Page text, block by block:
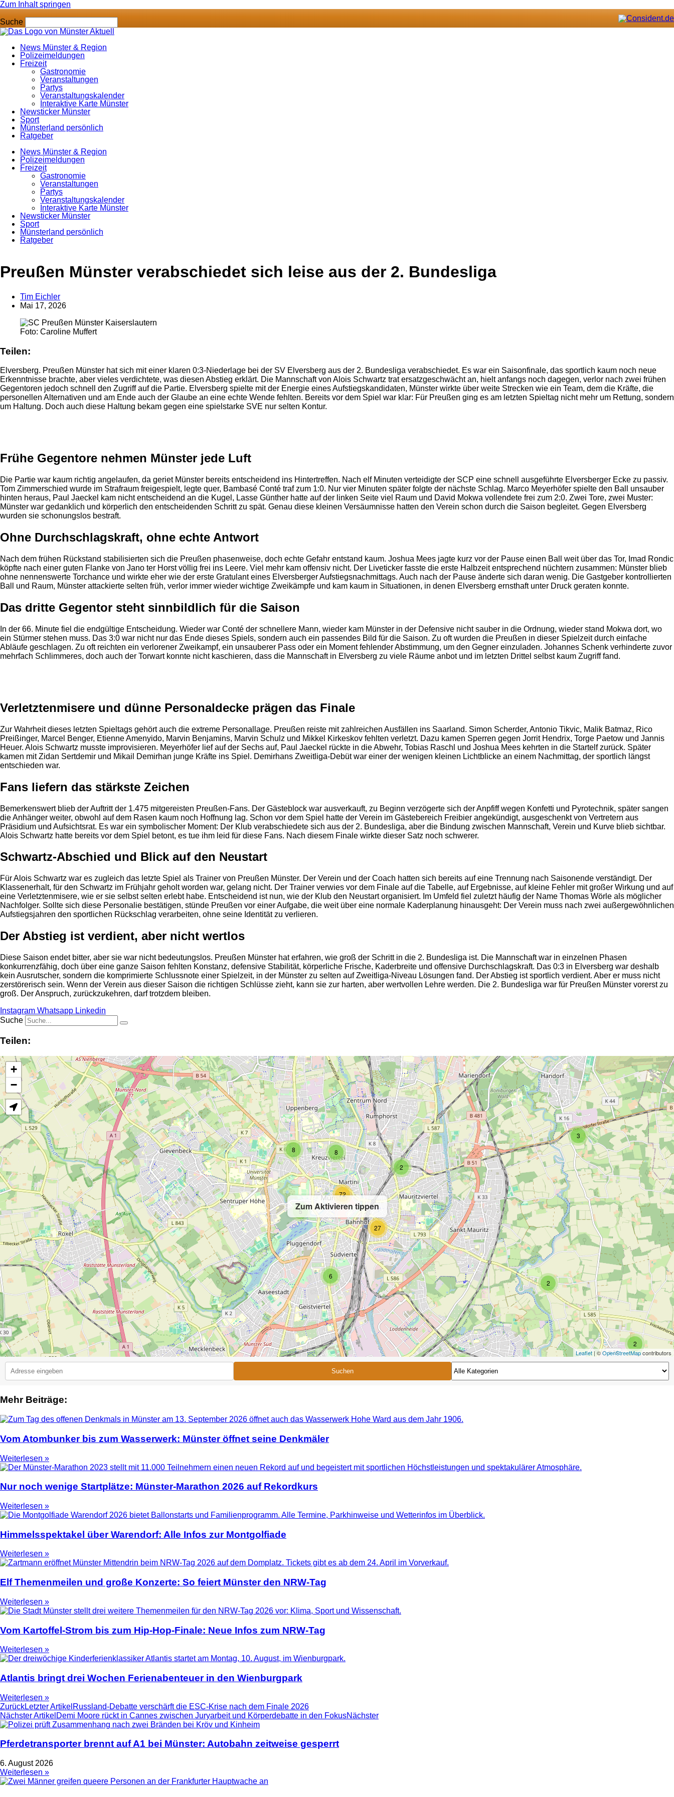
Zum Inhalt springen
Suche
News Münster & Region
Polizeimeldungen
Freizeit
Gastronomie
Veranstaltungen
Partys
Veranstaltungskalender
Interaktive Karte Münster
Newsticker Münster
Sport
Münsterland persönlich
Ratgeber
News Münster & Region
Polizeimeldungen
Freizeit
Gastronomie
Veranstaltungen
Partys
Veranstaltungskalender
Interaktive Karte Münster
Newsticker Münster
Sport
Münsterland persönlich
Ratgeber
Anzeige
Preußen Münster verabschiedet sich leise aus der 2. Bundesliga
Tim Eichler
Mai 17, 2026
Foto: Caroline Muffert
Teilen:
Elversberg. Preußen Münster hat sich mit einer klaren 0:3-Niederlage bei der SV Elversberg aus der 2. Bundesliga verabschiedet. Es war ein Saisonfinale, das sportlich kaum noch neue
Erkenntnisse brachte, aber vieles verdichtete, was diesen Abstieg erklärt. Die Mannschaft von Alois Schwartz trat ersatzgeschwächt an, hielt anfangs noch dagegen, verlor nach zwei frühen
Gegentoren jedoch schnell den Zugriff auf die Partie. Elversberg spielte mit der Energie eines Aufstiegskandidaten, Münster wirkte über weite Strecken wie ein Team, dem die Kräfte, die
personellen Alternativen und am Ende auch der Glaube an eine echte Wende fehlten. Bereits vor dem Spiel war klar: Für Preußen ging es am letzten Spieltag nicht mehr um Rettung, sondern
um Haltung. Doch auch diese Haltung bekam gegen eine spielstarke SVE nur selten Kontur.
Frühe Gegentore nehmen Münster jede Luft
Die Partie war kaum richtig angelaufen, da geriet Münster bereits entscheidend ins Hintertreffen. Nach elf Minuten verteidigte der SCP eine schnell ausgeführte Elversberger Ecke zu passiv.
Tom Zimmerschied wurde im Strafraum freigespielt, legte quer, Bambasé Conté traf zum 1:0. Nur vier Minuten später folgte der nächste Schlag. Marco Meyerhöfer spielte den Ball unsauber
hinten heraus, Paul Jaeckel kam nicht entscheidend an die Kugel, Lasse Günther hatte auf der linken Seite viel Raum und David Mokwa vollendete frei zum 2:0. Zwei Tore, zwei Muster:
Münster war gedanklich und körperlich den entscheidenden Schritt zu spät. Genau diese kleinen Versäumnisse hatten den Verein schon durch die Saison begleitet. Gegen Elversberg
wurden sie schonungslos bestraft.
Ohne Durchschlagskraft, ohne echte Antwort
Nach dem frühen Rückstand stabilisierten sich die Preußen phasenweise, doch echte Gefahr entstand kaum. Joshua Mees jagte kurz vor der Pause einen Ball weit über das Tor, Imad Rondic
köpfte nach einer guten Flanke von Jano ter Horst völlig frei ins Leere. Viel mehr kam offensiv nicht. Der Liveticker fasste die erste Halbzeit entsprechend nüchtern zusammen: Münster blieb
ohne nennenswerte Torchance und wirkte eher wie der erste Gratulant eines Elversberger Aufstiegsnachmittags. Auch nach der Pause änderte sich daran wenig. Die Gastgeber kontrollierten
Ball und Raum, Münster attackierte selten früh, verlor immer wieder wichtige Zweikämpfe und kam kaum in Situationen, in denen Elversberg ernsthaft unter Druck geraten konnte.
Das dritte Gegentor steht sinnbildlich für die Saison
In der 66. Minute fiel die endgültige Entscheidung. Wieder war Conté der schnellere Mann, wieder kam Münster in der Defensive nicht sauber in die Ordnung, wieder stand Mokwa dort, wo
ein Stürmer stehen muss. Das 3:0 war nicht nur das Ende dieses Spiels, sondern auch ein passendes Bild für die Saison. Zu oft wurden die Preußen in dieser Spielzeit durch einfache
Abläufe geschlagen. Zu oft reichten ein verlorener Zweikampf, ein unsauberer Pass oder ein Moment fehlender Abstimmung, um den Gegner einzuladen. Johannes Schenk verhinderte zuvor
mehrfach Schlimmeres, doch auch der Torwart konnte nicht kaschieren, dass die Mannschaft in Elversberg zu viele Räume anbot und im letzten Drittel selbst kaum Zugriff fand.
Verletztenmisere und dünne Personaldecke prägen das Finale
Zur Wahrheit dieses letzten Spieltags gehört auch die extreme Personallage. Preußen reiste mit zahlreichen Ausfällen ins Saarland. Simon Scherder, Antonio Tikvic, Malik Batmaz, Rico
Preißinger, Marcel Benger, Etienne Amenyido, Marvin Benjamins, Marvin Schulz und Mikkel Kirkeskov fehlten verletzt. Dazu kamen Sperren gegen Jorrit Hendrix, Torge Paetow und Jannis
Heuer. Alois Schwartz musste improvisieren. Meyerhöfer lief auf der Sechs auf, Paul Jaeckel rückte in die Abwehr, Tobias Raschl und Joshua Mees kehrten in die Startelf zurück. Später
kamen mit Zidan Sertdemir und Mikail Demirhan junge Kräfte ins Spiel. Demirhans Zweitliga-Debüt war einer der wenigen kleinen Lichtblicke an einem Nachmittag, der sportlich längst
entschieden war.
Fans liefern das stärkste Zeichen
Bemerkenswert blieb der Auftritt der 1.475 mitgereisten Preußen-Fans. Der Gästeblock war ausverkauft, zu Beginn verzögerte sich der Anpfiff wegen Konfetti und Pyrotechnik, später sangen
die Anhänger weiter, obwohl auf dem Rasen kaum noch Hoffnung lag. Schon vor dem Spiel hatte der Verein im Gästebereich Freibier angekündigt, ausgeschenkt von Vertretern aus
Präsidium und Aufsichtsrat. Es war ein symbolischer Moment: Der Klub verabschiedete sich aus der 2. Bundesliga, aber die Bindung zwischen Mannschaft, Verein und Kurve blieb sichtbar.
Alois Schwartz hatte bereits vor dem Spiel betont, es tue ihm leid für diese Fans. Nach diesem Finale wirkte dieser Satz noch schwerer.
Schwartz-Abschied und Blick auf den Neustart
Für Alois Schwartz war es zugleich das letzte Spiel als Trainer von Preußen Münster. Der Verein und der Coach hatten sich bereits auf eine Trennung nach Saisonende verständigt. Der
Klassenerhalt, für den Schwartz im Frühjahr geholt worden war, gelang nicht. Der Trainer verwies vor dem Finale auf die Tabelle, auf Ergebnisse, auf kleine Fehler mit großer Wirkung und auf
eine Verletztenmisere, wie er sie selbst selten erlebt habe. Entscheidend ist nun, wie der Klub den Neustart organisiert. Im Umfeld fiel zuletzt häufig der Name Thomas Wörle als möglicher
Nachfolger. Sollte sich diese Personalie bestätigen, stünde Preußen vor einer Aufgabe, die weit über eine normale Kaderplanung hinausgeht: Der Verein muss nach zwei außergewöhnlichen
Aufstiegsjahren den sportlichen Rückschlag verarbeiten, ohne seine Identität zu verlieren.
Der Abstieg ist verdient, aber nicht wertlos
Diese Saison endet bitter, aber sie war nicht bedeutungslos. Preußen Münster hat erfahren, wie groß der Schritt in die 2. Bundesliga ist. Die Mannschaft war in einzelnen Phasen
konkurrenzfähig, doch über eine ganze Saison fehlten Konstanz, defensive Stabilität, körperliche Frische, Kaderbreite und offensive Durchschlagskraft. Das 0:3 in Elversberg war deshalb
kein Ausrutscher, sondern die komprimierte Schlussnote einer Spielzeit, in der Münster zu selten auf Zweitliga-Niveau Lösungen fand. Der Abstieg ist sportlich verdient. Aber er muss nicht
zerstörerisch sein. Wenn der Verein aus dieser Saison die richtigen Schlüsse zieht, kann sie zur harten, aber wertvollen Lehre werden. Die 2. Bundesliga war für Preußen Münster vorerst zu
groß. Der Anspruch, zurückzukehren, darf trotzdem bleiben.
Instagram Whatsapp Linkedin
Suche
Teilen:
Zum Aktivieren tippen
2
3
2
2
2
2
8
6
8
27
5
72
+
−
Leaflet| ©OpenStreetMapcontributors
Suchen
Mehr Beiträge:
Vom Atombunker bis zum Wasserwerk: Münster öffnet seine Denkmäler
Weiterlesen »
Nur noch wenige Startplätze: Münster-Marathon 2026 auf Rekordkurs
Weiterlesen »
Himmelsspektakel über Warendorf: Alle Infos zur Montgolfiade
Weiterlesen »
Elf Themenmeilen und große Konzerte: So feiert Münster den NRW-Tag
Weiterlesen »
Vom Kartoffel-Strom bis zum Hip-Hop-Finale: Neue Infos zum NRW-Tag
Weiterlesen »
Atlantis bringt drei Wochen Ferienabenteuer in den Wienburgpark
Weiterlesen »
ZurückLetzter Artikel Russland-Debatte verschärft die ESC-Krise nach dem Finale 2026
Nächster Artikel Demi Moore rückt in Cannes zwischen Juryarbeit und Körperdebatte in den FokusNächster
Pferdetransporter brennt auf A1 bei Münster: Autobahn zeitweise gesperrt
6. August 2026
Weiterlesen »